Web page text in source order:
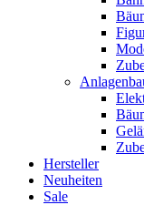
Hersteller
Neuheiten
Sale